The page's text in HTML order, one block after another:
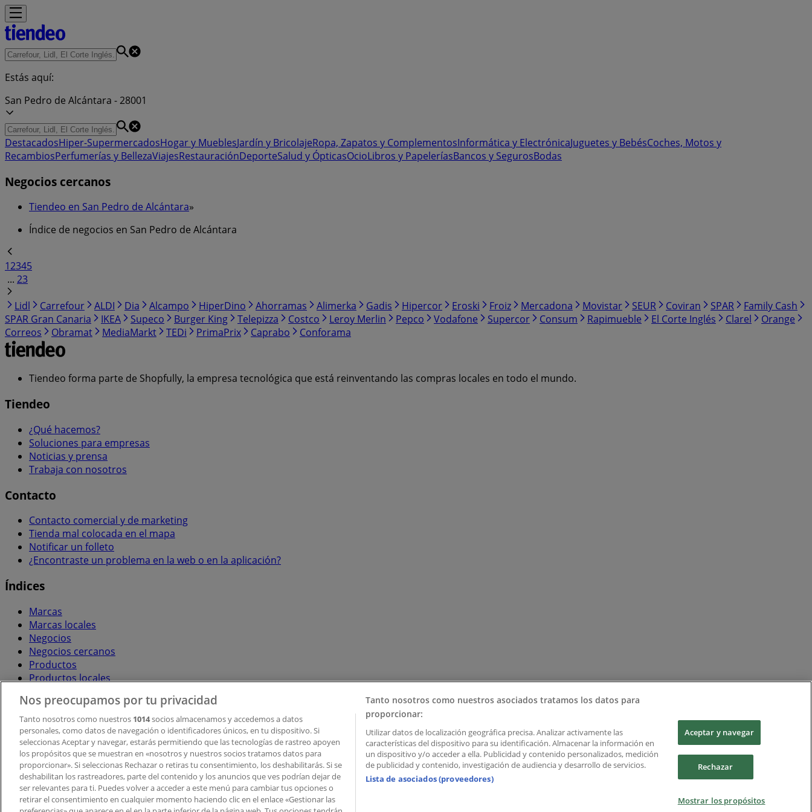
Estás aquí:
San Pedro de Alcántara - 28001
DestacadosHiper-SupermercadosHogar y MueblesJardín y BricolajeRopa, Zapatos y ComplementosInformática y ElectrónicaJuguetes y BebésCoches, Motos y
RecambiosPerfumerías y BellezaViajesRestauraciónDeporteSalud y ÓpticasOcioLibros y PapeleríasBancos y SegurosBodas
Negocios cercanos
Tiendeo en San Pedro de Alcántara»
Índice de negocios en San Pedro de Alcántara
12345
... 23
Lidl
Carrefour ALDI Dia Alcampo HiperDino Ahorramas Alimerka Gadis Hipercor Eroski Froiz Mercadona Movistar SEUR Coviran SPAR
Family Cash
SPAR Gran Canaria
IKEA Supeco Burger King Telepizza Costco Leroy Merlin Pepco Vodafone Supercor Consum Rapimueble El Corte Inglés Clarel
Orange
Correos
Obramat MediaMarkt TEDi PrimaPrix Caprabo Conforama
Tiendeo forma parte de Shopfully, la empresa tecnológica que está reinventando las compras locales en todo el mundo.
Tiendeo
¿Qué hacemos?
Soluciones para empresas
Noticias y prensa
Trabaja con nosotros
Contacto
Contacto comercial y de marketing
Tienda mal colocada en el mapa
Notificar un folleto
¿Encontraste un problema en la web o en la aplicación?
Índices
Marcas
Marcas locales
Negocios
Negocios cercanos
Productos
Productos locales
Descargar la APP Tiendeo
Copyright © Tiendeo ® 2026 · Shopfully Marketing S.L.U. – Palau de Mar – 08039 Barcelona, Spain
Nos preocupamos por tu privacidad
Tanto nosotros como nuestros 1014socios almacenamos y accedemos a datos
personales, como datos de navegación o identificadores únicos, en tu dispositivo. Si
seleccionas Aceptar y navegar, estarás permitiendo que las tecnologías de rastreo apoyen
los propósitos que se muestran en «nosotros y nuestros socios tratamos datos para
proporcionar». Si seleccionas Rechazar o retiras tu consentimiento, los deshabilitarás. Si se
deshabilitan los rastreadores, parte del contenido y los anuncios que ves podrían dejar de
ser relevantes para ti. Puedes volver a acceder a este menú para cambiar tus opciones o
retirar el consentimiento en cualquier momento haciendo clic en el enlace «Gestionar las
Tanto nosotros como nuestros asociados tratamos los datos para
proporcionar:
Utilizar datos de localización geográfica precisa. Analizar activamente las
características del dispositivo para su identificación. Almacenar la información en
un dispositivo y/o acceder a ella. Publicidad y contenido personalizados, medición
de publicidad y contenido, investigación de audiencia y desarrollo de servicios.
Lista de asociados (proveedores)
Aceptar y navegar
Rechazar
Mostrar los propósitos